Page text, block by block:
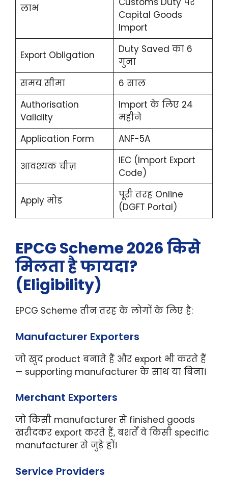
लाभ
Capital Goods
Import
Export Obligation
Duty Saved का 6
गुना
समय सीमा
6 साल
Authorisation
Validity
Import के लिए 24
महीने
Application Form
ANF-5A
आवश्यक चीज़
IEC (Import Export
Code)
Apply मोड
पूरी तरह Online
(DGFT Portal)
EPCG Scheme 2026 किसे
मिलता है फायदा?
(Eligibility)
EPCG Scheme तीन तरह के लोगों के लिए है:
Manufacturer Exporters
जो खुद product बनाते हैं और export भी करते हैं
— supporting manufacturer के साथ या बिना।
Merchant Exporters
जो किसी manufacturer से finished goods
खरीदकर export करते हैं, बशर्ते वे किसी specific
manufacturer से जुड़े हों।
Service Providers